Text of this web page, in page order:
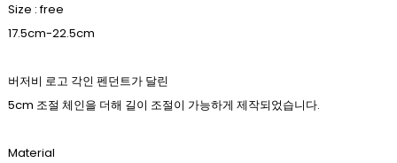
Size : free
17.5cm-22.5cm
버저비 로고 각인 펜던트가 달린
5cm 조절 체인을 더해 길이 조절이 가능하게 제작되었습니다.
Material